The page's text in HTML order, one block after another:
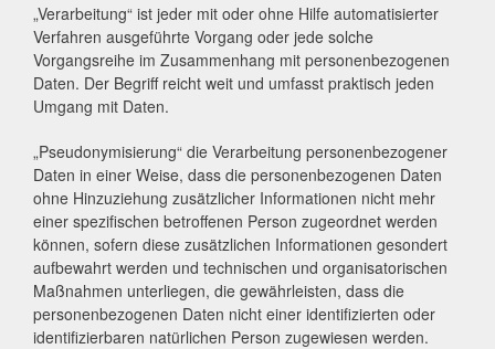
„Verarbeitung“ ist jeder mit oder ohne Hilfe automatisierter
Verfahren ausgeführte Vorgang oder jede solche
Vorgangsreihe im Zusammenhang mit personenbezogenen
Daten. Der Begriff reicht weit und umfasst praktisch jeden
Umgang mit Daten.
„Pseudonymisierung“ die Verarbeitung personenbezogener
Daten in einer Weise, dass die personenbezogenen Daten
ohne Hinzuziehung zusätzlicher Informationen nicht mehr
einer spezifischen betroffenen Person zugeordnet werden
können, sofern diese zusätzlichen Informationen gesondert
aufbewahrt werden und technischen und organisatorischen
Maßnahmen unterliegen, die gewährleisten, dass die
personenbezogenen Daten nicht einer identifizierten oder
identifizierbaren natürlichen Person zugewiesen werden.